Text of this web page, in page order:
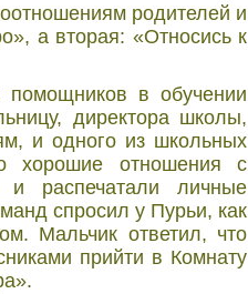
родителей и
а вторая: «Относись к
в обучении
директора школы,
и одного из школьных
хорошие отношения с
распечатали личные
спросил у Пурьи, как
Мальчик ответил, что
прийти в Комнату